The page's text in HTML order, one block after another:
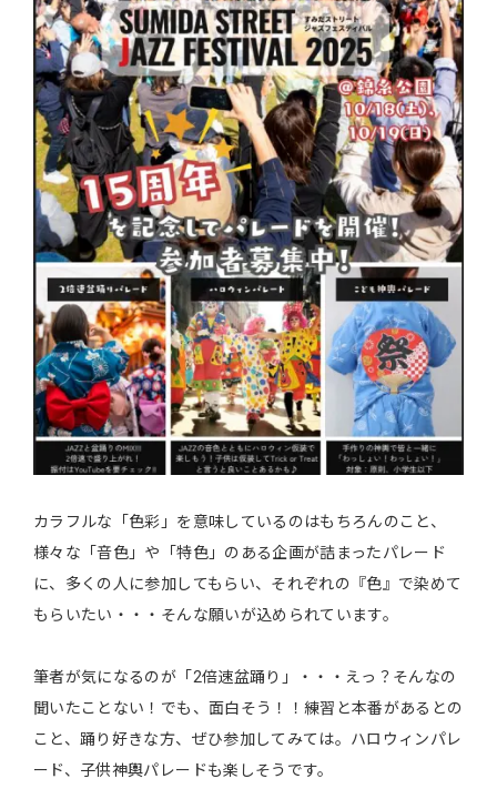
カラフルな「色彩」を意味しているのはもちろんのこと、
様々な「音色」や「特色」のある企画が詰まったパレード
に、多くの人に参加してもらい、それぞれの『色』で染めて
もらいたい・・・そんな願いが込められています。
筆者が気になるのが「2倍速盆踊り」・・・えっ？そんなの
聞いたことない！でも、面白そう！！練習と本番があるとの
こと、踊り好きな方、ぜひ参加してみては。ハロウィンパレ
ード、子供神輿パレードも楽しそうです。